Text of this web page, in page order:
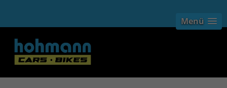
Menü